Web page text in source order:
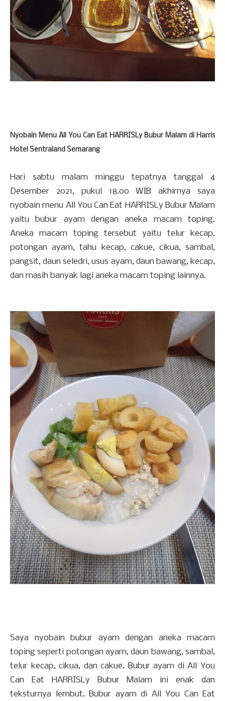
Nyobain Menu All You Can Eat HARRISLy Bubur Malam di Harris
Hotel Sentraland Semarang
Hari sabtu malam minggu tepatnya tanggal 4
Desember 2021, pukul 18.00 WIB akhirnya saya
nyobain menu All You Can Eat HARRISLy Bubur Malam
yaitu bubur ayam dengan aneka macam toping.
Aneka macam toping tersebut yaitu telur kecap,
potongan ayam, tahu kecap, cakue, cikua, sambal,
pangsit, daun seledri, usus ayam, daun bawang, kecap,
dan masih banyak lagi aneka macam toping lainnya.
Saya nyobain bubur ayam dengan aneka macam
toping seperti potongan ayam, daun bawang, sambal,
telur kecap, cikua, dan cakue. Bubur ayam di All You
Can Eat HARRISLy Bubur Malam ini enak dan
teksturnya lembut. Bubur ayam di All You Can Eat